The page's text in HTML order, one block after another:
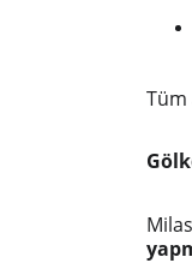
Tüm